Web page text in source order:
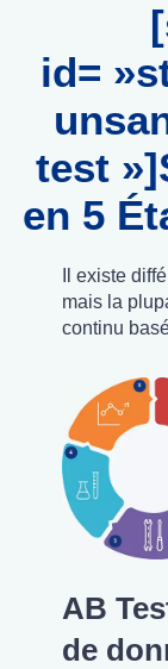
id=
test
en 5
Il existe
mais la
continu
AB
de